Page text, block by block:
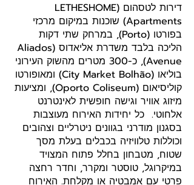
דירות לטסהום (LETHESHOME
Apartments) שוכנות במיקום מרכזי
בפורטו (Porto), במרחק שתי דקות
הליכה בלבד משדרת אליאדוס (Aliados
Avenue), כ-300 מטרים מהשוק העירוני
בוליאו (City Market Bolhão) ומאופורטו
קוליסיאום (Oporto Coliseum), ומציעות
מיזוג אוויר וגישה חופשית לאינטרנט
אלחוטי. כל יחידות האירוח מעוצבות
בסגנון מודרני בגוונים ניטרליים וצהובים
וכוללות טלוויזיה בכבלים בעלת מסך
שטוח, מטבחון בחלל פתוח המצויד
במיקרוגל, טוסטר ומקרר, וחדר רחצה
פרטי עם אמבטיה או מקלחת. האירוח